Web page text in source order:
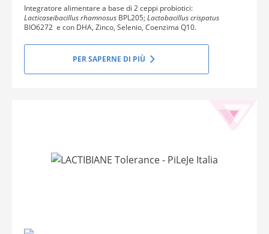
Integratore alimentare a base di 2 ceppi probiotici:
Lacticaseibacillus rhamnosus BPL205;Lactobacillus crispatus
BIO6272 e con DHA, Zinco, Selenio, Coenzima Q10.
PER SAPERNE DI PIÙ